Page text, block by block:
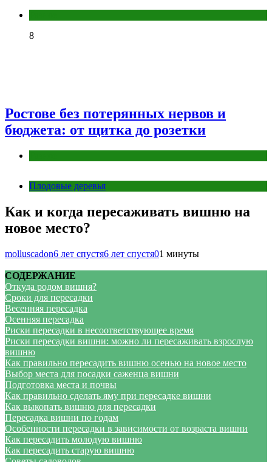
8
Ростове без потерянных нервов и
бюджета: от щитка до розетки
Плодовые деревья
Как и когда пересаживать вишню на
новое место?
molluscadon6 лет спустя6 лет спустя01 минуты
СОДЕРЖАНИЕ
Откуда родом вишня?
Сроки для пересадки
Весенняя пересадка
Осенняя пересадка
Риски пересадки в несоответствующее время
Риски пересадки вишни: можно ли пересаживать взрослую
вишню
Как правильно пересадить вишню осенью на новое место
Выбор места для посадки саженца вишни
Подготовка места и почвы
Как правильно сделать яму при пересадке вишни
Как выкопать вишню для пересадки
Пересадка вишни по годам
Особенности пересадки в зависимости от возраста вишни
Как пересадить молодую вишню
Как пересадить старую вишню